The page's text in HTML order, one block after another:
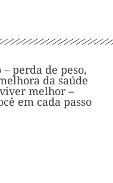
perda de peso,
da saúde
melhor –
em cada passo